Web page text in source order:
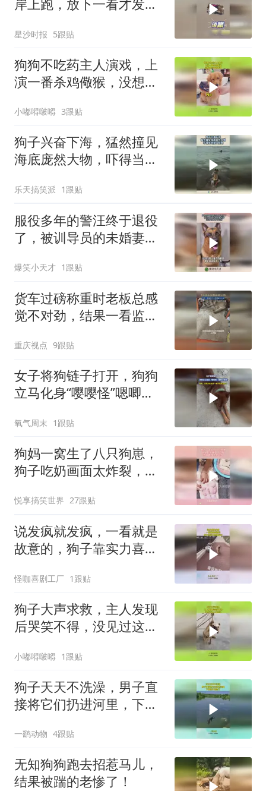
岸上跑，放下一看才发现
妈妈发现丢娃后天都塌了
星沙时报 5跟贴
狗狗不吃药主人演戏，上
演一番杀鸡儆猴，没想到
小嘟嘚啵嘚 3跟贴
狗子兴奋下海，猛然撞见
海底庞然大物，吓得当地
乐天搞笑派 1跟贴
服役多年的警汪终于退役
了，被训导员的未婚妻领
爆笑小天才 1跟贴
货车过磅称重时老板总感
觉不对劲，结果一看监控
重庆视点 9跟贴
女子将狗链子打开，狗狗
立马化身“嘤嘤怪”嗯唧了
一解开就跑没影了
氧气周末 1跟贴
狗妈一窝生了八只狗崽，
狗子吃奶画面太炸裂，狗
悦享搞笑世界 27跟贴
说发疯就发疯，一看就是
故意的，狗子靠实力喜提
怪咖喜剧工厂 1跟贴
狗子大声求救，主人发现
后哭笑不得，没见过这么
小嘟嘚啵嘚 1跟贴
狗子天天不洗澡，男子直
接将它们扔进河里，下幕
一鹞动物 4跟贴
无知狗狗跑去招惹马儿，
结果被踹的老惨了！